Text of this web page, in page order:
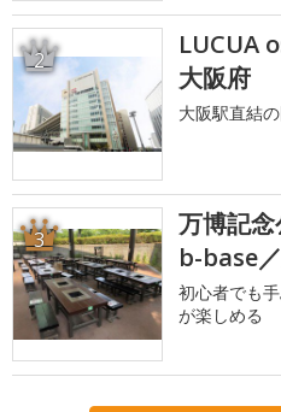
2
LUCUA
大阪府
大阪駅直結
3
万博記
b-base
初心者でも
が楽しめる